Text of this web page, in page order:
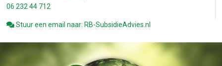
06 232 44 712
Stuur een email naar: RB-SubsidieAdvies.nl